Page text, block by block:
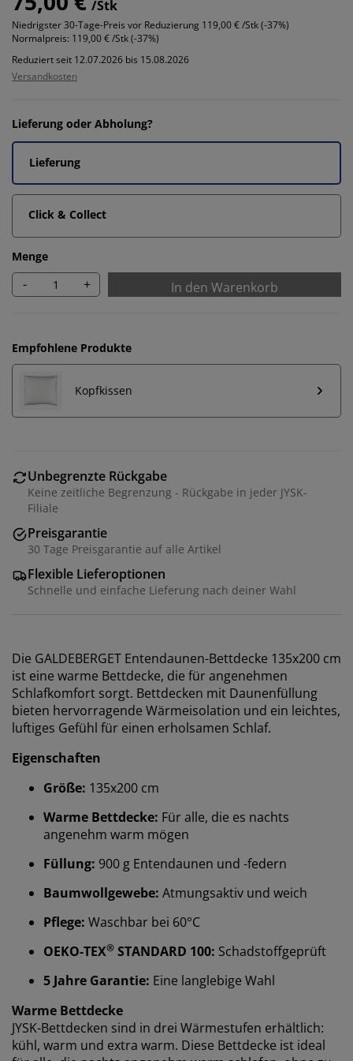
/Stk
Niedrigster 30-Tage-Preis vor Reduzierung 119,00 € /Stk (-37%)
Normalpreis: 119,00 € /Stk (-37%)
Reduziert seit 12.07.2026 bis 15.08.2026
Versandkosten
Lieferung oder Abholung?
Lieferung
Click & Collect
Menge
- + In den Warenkorb
Empfohlene Produkte
Kopfkissen
Unbegrenzte Rückgabe
Keine zeitliche Begrenzung - Rückgabe in jeder JYSK-
Filiale
Preisgarantie
30 Tage Preisgarantie auf alle Artikel
Flexible Lieferoptionen
Schnelle und einfache Lieferung nach deiner Wahl
Die GALDEBERGET Entendaunen-Bettdecke 135x200 cm
ist eine warme Bettdecke, die für angenehmen
Schlafkomfort sorgt. Bettdecken mit Daunenfüllung
bieten hervorragende Wärmeisolation und ein leichtes,
luftiges Gefühl für einen erholsamen Schlaf.
Eigenschaften
Größe: 135x200 cm
Warme Bettdecke: Für alle, die es nachts
angenehm warm mögen
Füllung: 900 g Entendaunen und -federn
Baumwollgewebe: Atmungsaktiv und weich
Pflege: Waschbar bei 60°C
OEKO-TEX® STANDARD 100: Schadstoffgeprüft
5 Jahre Garantie: Eine langlebige Wahl
Warme Bettdecke
JYSK-Bettdecken sind in drei Wärmestufen erhältlich:
kühl, warm und extra warm. Diese Bettdecke ist ideal
Wir personalisieren dein Erlebnis
Bei JYSK verwenden wir Cookies und mobile
Website zu bieten. Cookies sammeln Informationen
über dich, um Funktionen, Statistiken und relevante
Werbung zu ermöglichen.
Wenn du Marketing-Cookies akzeptierst, teilen wir